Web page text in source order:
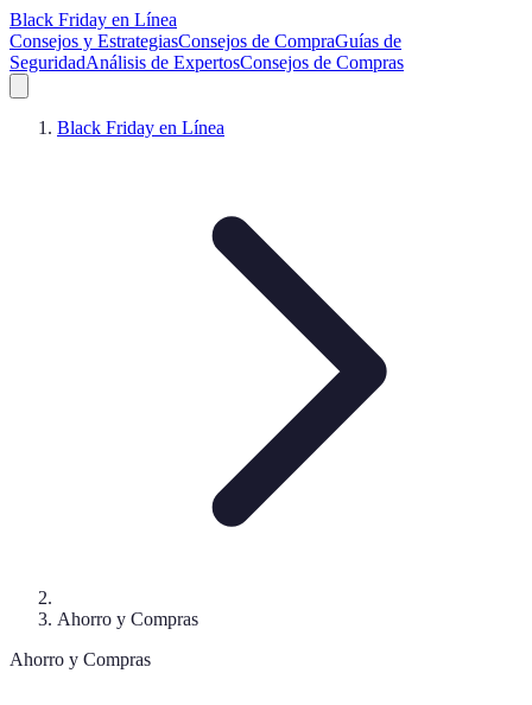
Black Friday en Línea
Consejos y EstrategiasConsejos de CompraGuías de
SeguridadAnálisis de ExpertosConsejos de Compras
Black Friday en Línea
Ahorro y Compras
Ahorro y Compras